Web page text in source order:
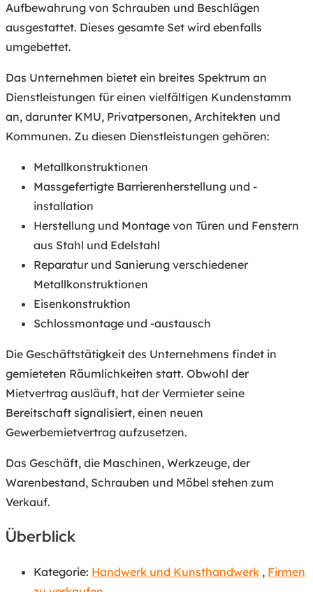
Aufbewahrung von Schrauben und Beschlägen
ausgestattet. Dieses gesamte Set wird ebenfalls
umgebettet.
Das Unternehmen bietet ein breites Spektrum an
Dienstleistungen für einen vielfältigen Kundenstamm
an, darunter KMU, Privatpersonen, Architekten und
Kommunen. Zu diesen Dienstleistungen gehören:
Metallkonstruktionen
Massgefertigte Barrierenherstellung und -
installation
Herstellung und Montage von Türen und Fenstern
aus Stahl und Edelstahl
Reparatur und Sanierung verschiedener
Metallkonstruktionen
Eisenkonstruktion
Schlossmontage und -austausch
Die Geschäftstätigkeit des Unternehmens findet in
gemieteten Räumlichkeiten statt. Obwohl der
Mietvertrag ausläuft, hat der Vermieter seine
Bereitschaft signalisiert, einen neuen
Gewerbemietvertrag aufzusetzen.
Das Geschäft, die Maschinen, Werkzeuge, der
Warenbestand, Schrauben und Möbel stehen zum
Verkauf.
Überblick
Kategorie: Handwerk und Kunsthandwerk , Firmen